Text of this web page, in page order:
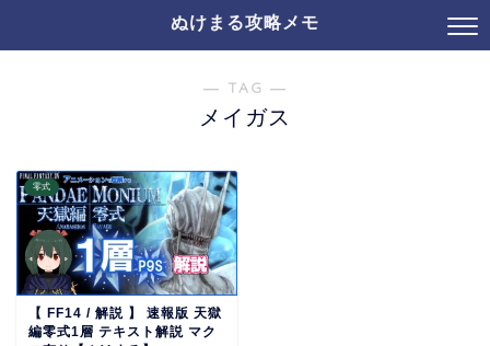
ぬけまる攻略メモ
― TAG ―
メイガス
零式
【 FF14 / 解説 】 速報版 天獄
編零式1層 テキスト解説 マク